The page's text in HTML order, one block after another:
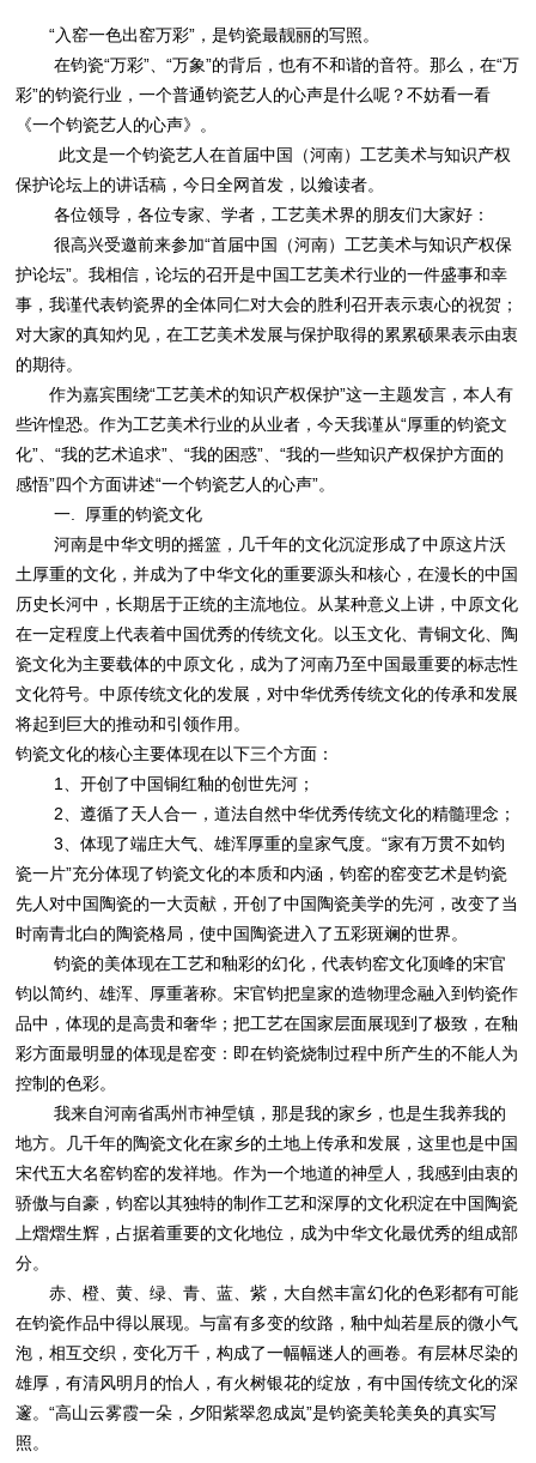
“入窑一色出窑万彩”，是钧瓷最靓丽的写照。
在钧瓷“万彩”、“万象”的背后，也有不和谐的音符。那么，在“万
彩”的钧瓷行业，一个普通钧瓷艺人的心声是什么呢？不妨看一看
《一个钧瓷艺人的心声》。
此文是一个钧瓷艺人在首届中国（河南）工艺美术与知识产权
保护论坛上的讲话稿，今日全网首发，以飨读者。
各位领导，各位专家、学者，工艺美术界的朋友们大家好：
很高兴受邀前来参加“首届中国（河南）工艺美术与知识产权保
护论坛”。我相信，论坛的召开是中国工艺美术行业的一件盛事和幸
事，我谨代表钧瓷界的全体同仁对大会的胜利召开表示衷心的祝贺；
对大家的真知灼见，在工艺美术发展与保护取得的累累硕果表示由衷
的期待。
作为嘉宾围绕“工艺美术的知识产权保护”这一主题发言，本人有
些许惶恐。作为工艺美术行业的从业者，今天我谨从“厚重的钧瓷文
化”、“我的艺术追求”、“我的困惑”、“我的一些知识产权保护方面的
感悟”四个方面讲述“一个钧瓷艺人的心声”。
一. 厚重的钧瓷文化
河南是中华文明的摇篮，几千年的文化沉淀形成了中原这片沃
土厚重的文化，并成为了中华文化的重要源头和核心，在漫长的中国
历史长河中，长期居于正统的主流地位。从某种意义上讲，中原文化
在一定程度上代表着中国优秀的传统文化。以玉文化、青铜文化、陶
瓷文化为主要载体的中原文化，成为了河南乃至中国最重要的标志性
文化符号。中原传统文化的发展，对中华优秀传统文化的传承和发展
将起到巨大的推动和引领作用。
钧瓷文化的核心主要体现在以下三个方面：
1、开创了中国铜红釉的创世先河；
2、遵循了天人合一，道法自然中华优秀传统文化的精髓理念；
3、体现了端庄大气、雄浑厚重的皇家气度。“家有万贯不如钧
瓷一片”充分体现了钧瓷文化的本质和内涵，钧窑的窑变艺术是钧瓷
先人对中国陶瓷的一大贡献，开创了中国陶瓷美学的先河，改变了当
时南青北白的陶瓷格局，使中国陶瓷进入了五彩斑斓的世界。
钧瓷的美体现在工艺和釉彩的幻化，代表钧窑文化顶峰的宋官
钧以简约、雄浑、厚重著称。宋官钧把皇家的造物理念融入到钧瓷作
品中，体现的是高贵和奢华；把工艺在国家层面展现到了极致，在釉
彩方面最明显的体现是窑变：即在钧瓷烧制过程中所产生的不能人为
控制的色彩。
我来自河南省禹州市神垕镇，那是我的家乡，也是生我养我的
地方。几千年的陶瓷文化在家乡的土地上传承和发展，这里也是中国
宋代五大名窑钧窑的发祥地。作为一个地道的神垕人，我感到由衷的
骄傲与自豪，钧窑以其独特的制作工艺和深厚的文化积淀在中国陶瓷
上熠熠生辉，占据着重要的文化地位，成为中华文化最优秀的组成部
分。
赤、橙、黄、绿、青、蓝、紫，大自然丰富幻化的色彩都有可能
在钧瓷作品中得以展现。与富有多变的纹路，釉中灿若星辰的微小气
泡，相互交织，变化万千，构成了一幅幅迷人的画卷。有层林尽染的
雄厚，有清风明月的怡人，有火树银花的绽放，有中国传统文化的深
邃。“高山云雾霞一朵，夕阳紫翠忽成岚”是钧瓷美轮美奂的真实写
照。